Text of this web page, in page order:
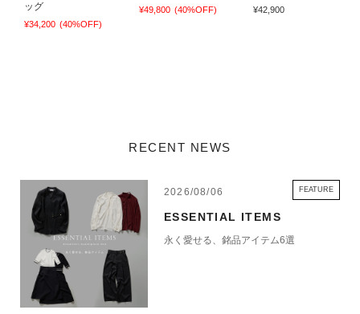
ッグ
¥34,200 (40%OFF)
¥49,800 (40%OFF) ¥42,900
RECENT NEWS
2026/08/06 FEATURE
ESSENTIAL ITEMS
永く愛せる、銘品アイテム6選